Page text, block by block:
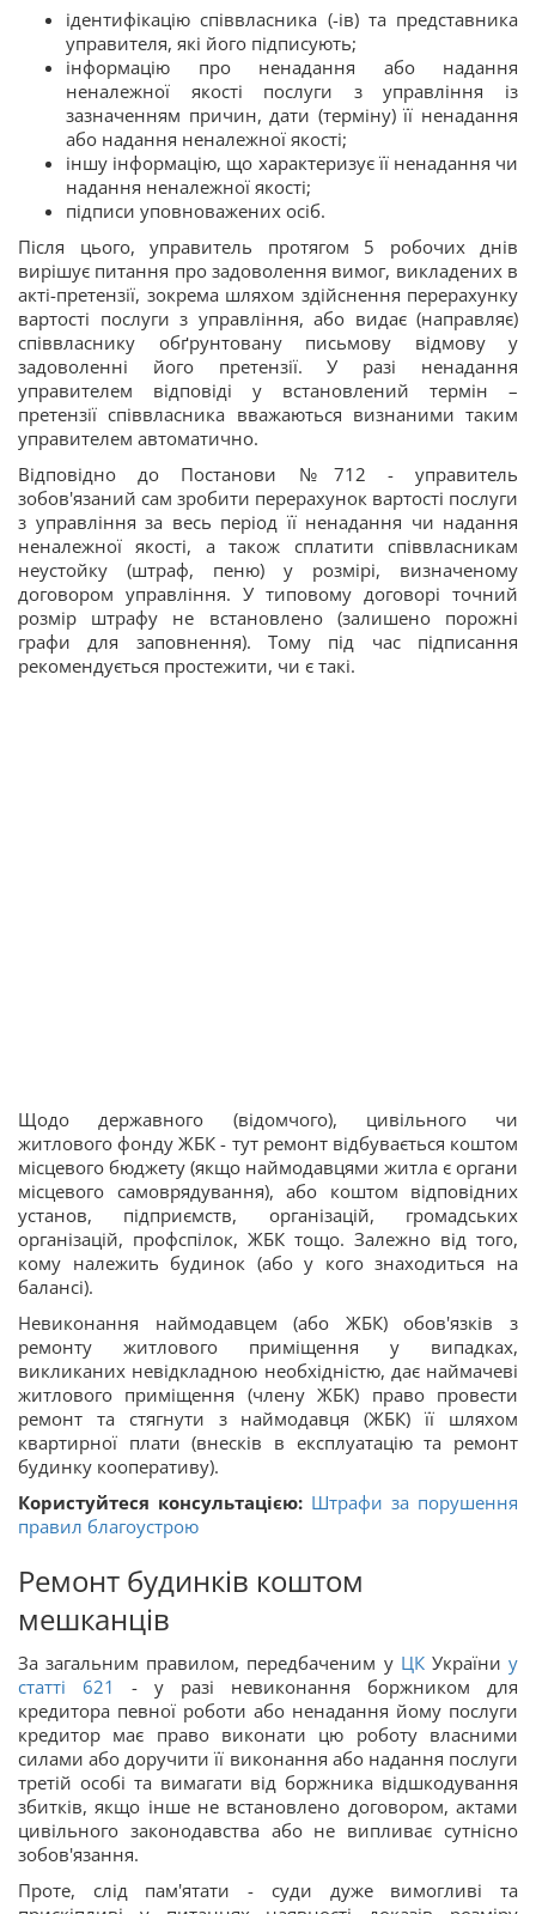
ідентифікацію співвласника (-ів) та представника
управителя, які його підписують;
інформацію про ненадання або надання
неналежної якості послуги з управління із
зазначенням причин, дати (терміну) її ненадання
або надання неналежної якості;
іншу інформацію, що характеризує її ненадання чи
надання неналежної якості;
підписи уповноважених осіб.
Після цього, управитель протягом 5 робочих днів
вирішує питання про задоволення вимог, викладених в
акті-претензії, зокрема шляхом здійснення перерахунку
вартості послуги з управління, або видає (направляє)
співвласнику обґрунтовану письмову відмову у
задоволенні його претензії. У разі ненадання
управителем відповіді у встановлений термін –
претензії співвласника вважаються визнаними таким
управителем автоматично.
Відповідно до Постанови №712 - управитель
зобов'язаний сам зробити перерахунок вартості послуги
з управління за весь період її ненадання чи надання
неналежної якості, а також сплатити співвласникам
неустойку (штраф, пеню) у розмірі, визначеному
договором управління. У типовому договорі точний
розмір штрафу не встановлено (залишено порожні
графи для заповнення). Тому під час підписання
рекомендується простежити, чи є такі.
Щодо державного (відомчого), цивільного чи
житлового фонду ЖБК - тут ремонт відбувається коштом
місцевого бюджету (якщо наймодавцями житла є органи
місцевого самоврядування), або коштом відповідних
установ, підприємств, організацій, громадських
організацій, профспілок, ЖБК тощо. Залежно від того,
кому належить будинок (або у кого знаходиться на
балансі).
Невиконання наймодавцем (або ЖБК) обов'язків з
ремонту житлового приміщення у випадках,
викликаних невідкладною необхідністю, дає наймачеві
житлового приміщення (члену ЖБК) право провести
ремонт та стягнути з наймодавця (ЖБК) її шляхом
квартирної плати (внесків в експлуатацію та ремонт
будинку кооперативу).
Користуйтеся консультацією: Штрафи за порушення
правил благоустрою
Ремонт будинків коштом
мешканців
За загальним правилом, передбаченим у ЦКУкраїниу
статті 621
- у разі невиконання боржником для
кредитора певної роботи або ненадання йому послуги
кредитор має право виконати цю роботу власними
силами або доручити її виконання або надання послуги
третій особі та вимагати від боржника відшкодування
збитків, якщо інше не встановлено договором, актами
цивільного законодавства або не випливає сутнісно
зобов'язання.
Проте, слід пам'ятати - суди дуже вимогливі та